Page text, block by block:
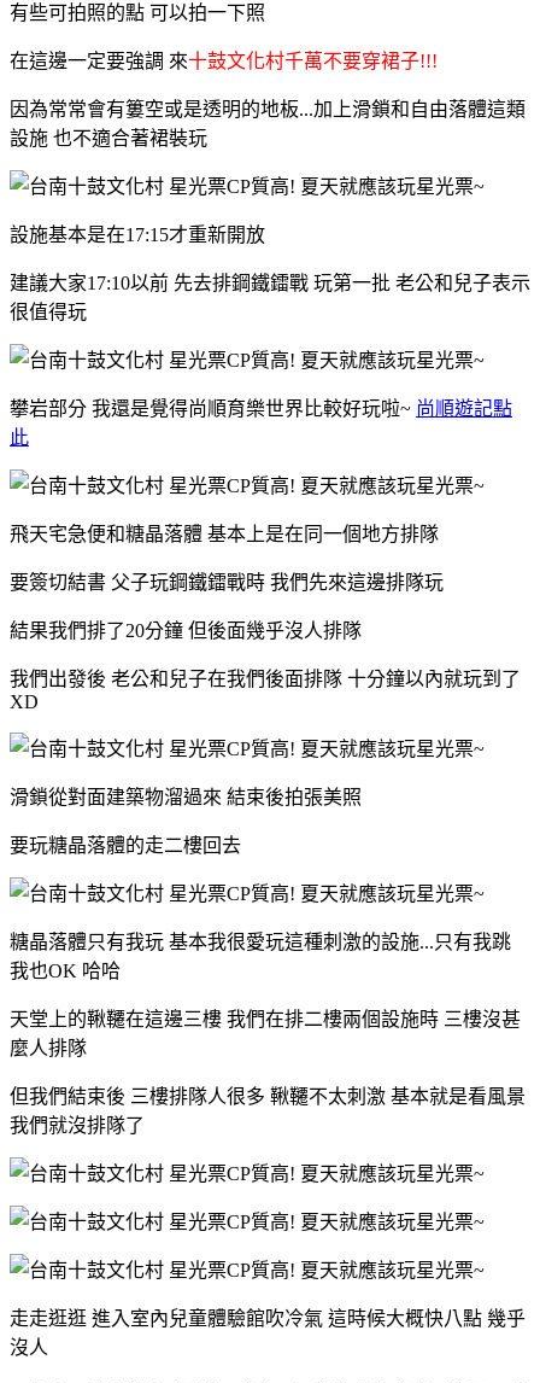
有些可拍照的點 可以拍一下照
在這邊一定要強調 來十鼓文化村千萬不要穿裙子!!!
因為常常會有簍空或是透明的地板...加上滑鎖和自由落體這類
設施 也不適合著裙裝玩
設施基本是在17:15才重新開放
建議大家17:10以前 先去排鋼鐵鐳戰 玩第一批 老公和兒子表示
很值得玩
攀岩部分 我還是覺得尚順育樂世界比較好玩啦~ 尚順遊記點
此
飛天宅急便和糖晶落體 基本上是在同一個地方排隊
要簽切結書 父子玩鋼鐵鐳戰時 我們先來這邊排隊玩
結果我們排了20分鐘 但後面幾乎沒人排隊
我們出發後 老公和兒子在我們後面排隊 十分鐘以內就玩到了
XD
滑鎖從對面建築物溜過來 結束後拍張美照
要玩糖晶落體的走二樓回去
糖晶落體只有我玩 基本我很愛玩這種刺激的設施...只有我跳
我也OK 哈哈
天堂上的鞦韆在這邊三樓 我們在排二樓兩個設施時 三樓沒甚
麼人排隊
但我們結束後 三樓排隊人很多 鞦韆不太刺激 基本就是看風景
我們就沒排隊了
走走逛逛 進入室內兒童體驗館吹冷氣 這時候大概快八點 幾乎
沒人